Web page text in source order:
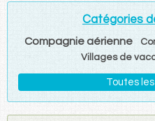
Catégories
Compagnie aérienne
Villages de
Toutes